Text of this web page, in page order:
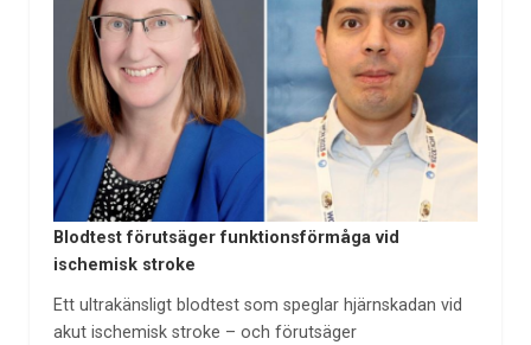
Blodtest förutsäger funktionsförmåga vid
ischemisk stroke
Ett ultrakänsligt blodtest som speglar hjärnskadan vid
akut ischemisk stroke – och förutsäger